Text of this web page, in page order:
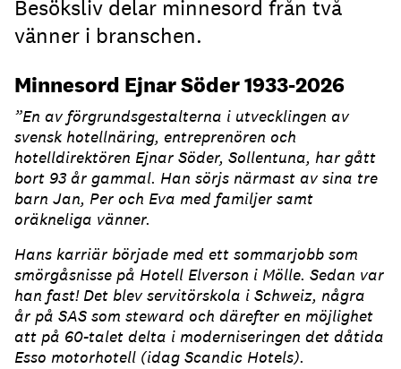
Besöksliv delar minnesord från två
vänner i branschen.
Minnesord Ejnar Söder 1933-2026
”En av förgrundsgestalterna i utvecklingen av
svensk hotellnäring, entreprenören och
hotelldirektören Ejnar Söder, Sollentuna, har gått
bort 93 år gammal. Han sörjs närmast av sina tre
barn Jan, Per och Eva med familjer samt
oräkneliga vänner.
Hans karriär började med ett sommarjobb som
smörgåsnisse på Hotell Elverson i Mölle. Sedan var
han fast! Det blev servitörskola i Schweiz, några
år på SAS som steward och därefter en möjlighet
att på 60-talet delta i moderniseringen det dåtida
Esso motorhotell (idag Scandic Hotels).